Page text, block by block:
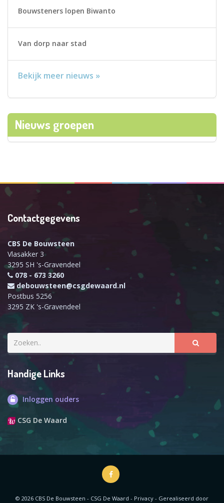
Bouwsteners lopen Biwanto
Van dorp naar stad
Bekijk meer nieuws »
Nieuws groepen
Contactgegevens
CBS De Bouwsteen
Vlasakker 3
3295 SH 's-Gravendeel
078 - 673 3260
debouwsteen@csgdewaard.nl
Postbus 5256
3295 ZK 's-Gravendeel
Handige Links
Inloggen ouders
CSG De Waard
© 2026 CBS De Bouwsteen - CSG De Waard - Privacy - Gerealiseerd door